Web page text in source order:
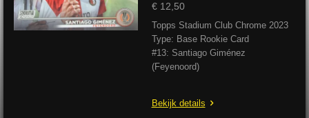
€ 12,50
Topps Stadium Club Chrome 2023
Type: Base Rookie Card
#13: Santiago Giménez
(Feyenoord)
Bekijk details